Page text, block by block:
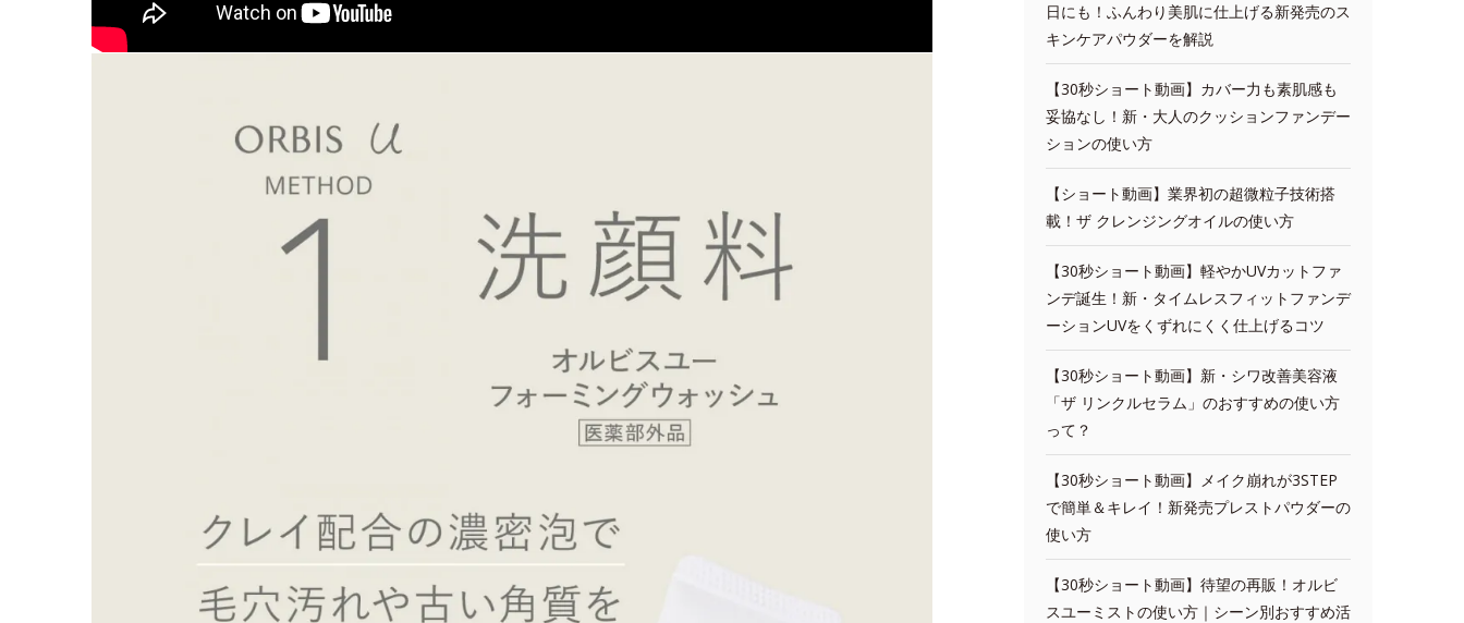
日にも！ふんわり美肌に仕上げる新発売のス
キンケアパウダーを解説
【30秒ショート動画】カバー力も素肌感も
妥協なし！新・大人のクッションファンデー
ションの使い方
【ショート動画】業界初の超微粒子技術搭
載！ザ クレンジングオイルの使い方
【30秒ショート動画】軽やかUVカットファ
ンデ誕生！新・タイムレスフィットファンデ
ーションUVをくずれにくく仕上げるコツ
【30秒ショート動画】新・シワ改善美容液
「ザ リンクルセラム」のおすすめの使い方
って？
【30秒ショート動画】メイク崩れが3STEP
で簡単＆キレイ！新発売プレストパウダーの
使い方
【30秒ショート動画】待望の再販！オルビ
スユーミストの使い方｜シーン別おすすめ活